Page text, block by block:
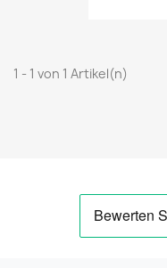
1 - 1 von 1 Artikel(n)